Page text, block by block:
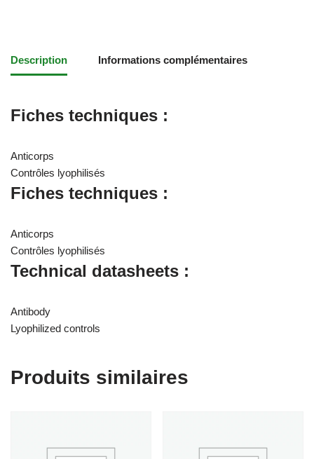
Description Informations complémentaires
Fiches techniques :
Anticorps
Contrôles lyophilisés
Fiches techniques :
Anticorps
Contrôles lyophilisés
Technical datasheets :
Antibody
Lyophilized controls
Produits similaires